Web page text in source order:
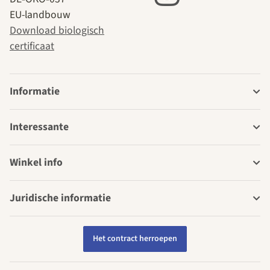
EU-landbouw
Download biologisch
certificaat
Informatie
Interessante
Winkel info
Juridische informatie
Het contract herroepen